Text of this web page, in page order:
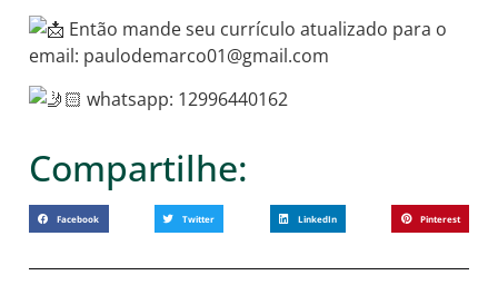
Então mande seu currículo atualizado para o
email: paulodemarco01@gmail.com
whatsapp: 12996440162
Compartilhe:
Facebook Twitter LinkedIn Pinterest